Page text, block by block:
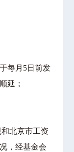
每月5日前发
延；
北京市工资
，经基金会